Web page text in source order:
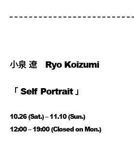
小泉 遼 Ryo Koizumi
「 Self Portrait」
10.26 (Sat.) – 11.10 (Sun.)
12:00 – 19:00 (Closed on Mon.)